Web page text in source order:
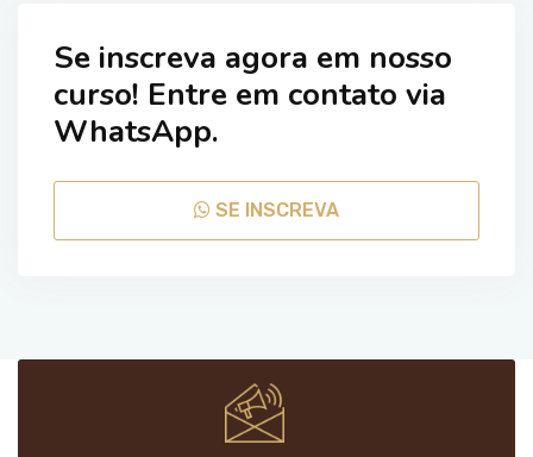
Se inscreva agora em nosso
curso! Entre em contato via
WhatsApp.
SE INSCREVA